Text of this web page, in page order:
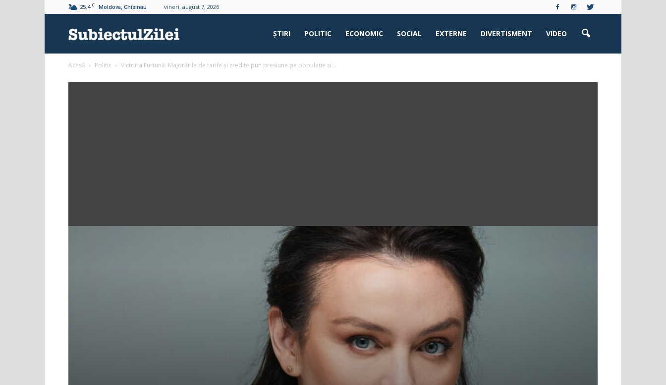
25.4 C Moldova, Chisinau vineri, august 7, 2026
ŞTIRI POLITIC ECONOMIC SOCIAL EXTERNE DIVERTISMENT VIDEO
Acasă Politic Victoria Furtună: Majorările de tarife și credite pun presiune pe populație și...